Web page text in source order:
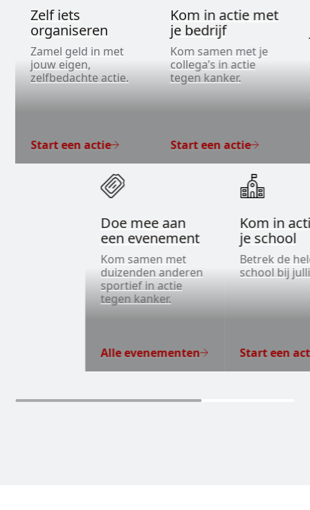
Zelf iets
organiseren
Zamel geld in met
jouw eigen,
zelfbedachte actie.
Start een actie
Kom in actie met
je bedrijf
Kom samen met je
collega’s in actie
tegen kanker.
Start een actie
Doe mee aan
een evenement
Kom samen met
duizenden anderen
sportief in actie
tegen kanker.
Alle evenementen
Kom in
je school
Betrek de
school bij
Start een